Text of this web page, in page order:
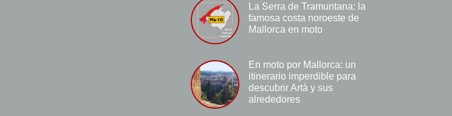
La Serra de Tramuntana: la
famosa costa noroeste de
Mallorca en moto
En moto por Mallorca: un
itinerario imperdible para
descubrir Artà y sus
alrededores